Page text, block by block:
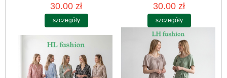
30.00 zł
szczegóły
30.00 zł
szczegóły